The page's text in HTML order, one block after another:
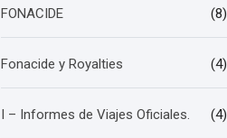
FONACIDE (8)
Fonacide y Royalties (4)
I – Informes de Viajes Oficiales. (4)